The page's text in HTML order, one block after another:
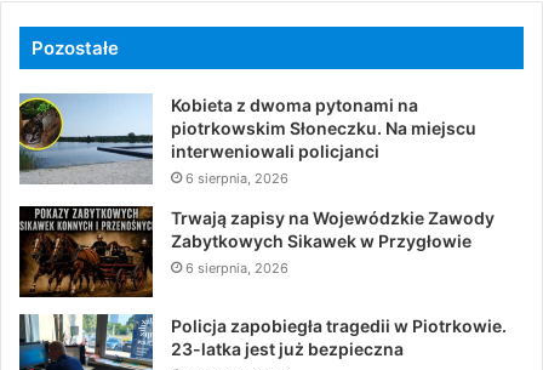
Pozostałe
Kobieta z dwoma pytonami na
piotrkowskim Słoneczku. Na miejscu
interweniowali policjanci
6 sierpnia, 2026
Trwają zapisy na Wojewódzkie Zawody
Zabytkowych Sikawek w Przygłowie
6 sierpnia, 2026
Policja zapobiegła tragedii w Piotrkowie.
23-latka jest już bezpieczna